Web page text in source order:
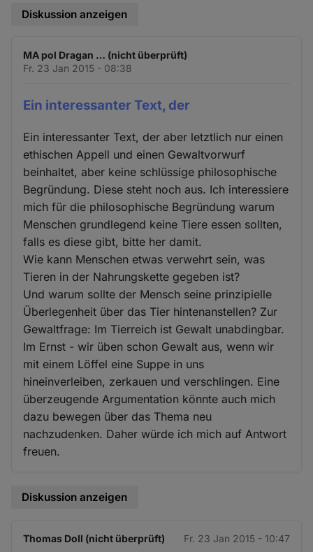
Diskussion anzeigen
MA pol Dragan … (nicht überprüft)
Fr. 23 Jan 2015 - 08:38
Ein interessanter Text, der
Ein interessanter Text, der aber letztlich nur einen
ethischen Appell und einen Gewaltvorwurf
beinhaltet, aber keine schlüssige philosophische
Begründung. Diese steht noch aus. Ich interessiere
mich für die philosophische Begründung warum
Menschen grundlegend keine Tiere essen sollten,
falls es diese gibt, bitte her damit.
Wie kann Menschen etwas verwehrt sein, was
Tieren in der Nahrungskette gegeben ist?
Und warum sollte der Mensch seine prinzipielle
Überlegenheit über das Tier hintenanstellen? Zur
Gewaltfrage: Im Tierreich ist Gewalt unabdingbar.
Im Ernst - wir üben schon Gewalt aus, wenn wir
mit einem Löffel eine Suppe in uns
hineinverleiben, zerkauen und verschlingen. Eine
überzeugende Argumentation könnte auch mich
dazu bewegen über das Thema neu
nachzudenken. Daher würde ich mich auf Antwort
freuen.
Diskussion anzeigen
Thomas Doll (nicht überprüft) Fr. 23 Jan 2015 - 10:47